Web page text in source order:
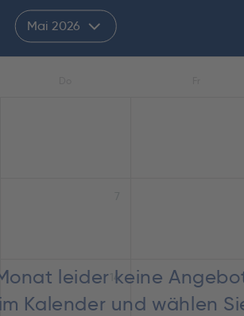
Mai 2026
leider keine
Kalender und wählen
14